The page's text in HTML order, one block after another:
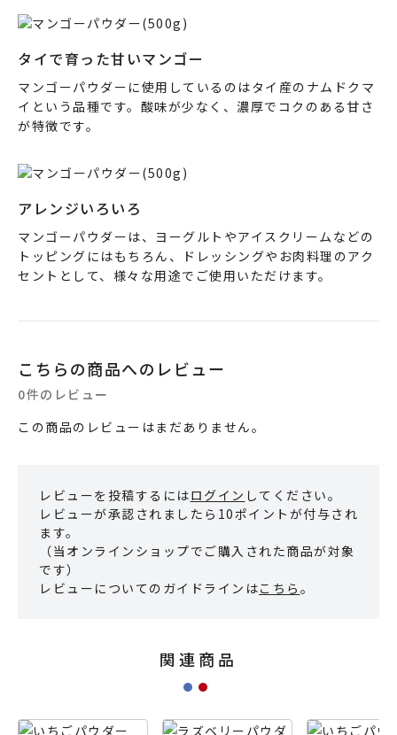
タイで育った甘いマンゴー
マンゴーパウダーに使用しているのはタイ産のナムドクマ
イという品種です。酸味が少なく、濃厚でコクのある甘さ
が特徴です。
アレンジいろいろ
マンゴーパウダーは、ヨーグルトやアイスクリームなどの
トッピングにはもちろん、ドレッシングやお肉料理のアク
セントとして、様々な用途でご使用いただけます。
こちらの商品へのレビュー
0件のレビュー
この商品のレビューはまだありません。
レビューを投稿するにはログイン してください。
レビューが承認されましたら10ポイントが付与され
ます。
（当オンラインショップでご購入された商品が対象
です）
レビューについてのガイドラインはこちら 。
関連商品